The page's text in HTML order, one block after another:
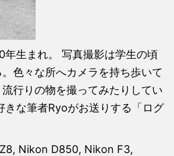
年生まれ。 写真撮影は学生の頃
色々な所へカメラを持ち歩いて
行りの物を撮ってみたりしてい
きな筆者Ryoがお送りする「ログ
Nikon D850, Nikon F3,